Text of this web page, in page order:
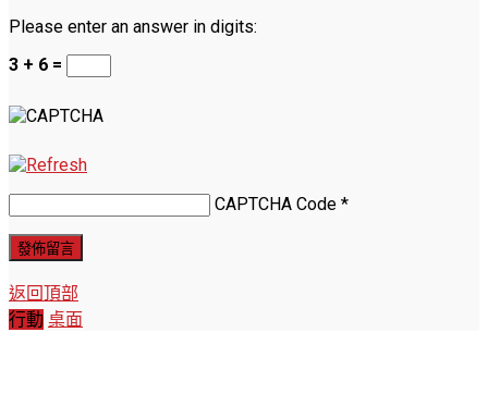
Please enter an answer in digits:
3 + 6 =
CAPTCHA Code *
返回頂部
行動 桌面